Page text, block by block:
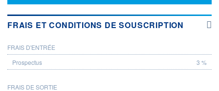
FRAIS ET CONDITIONS DE SOUSCRIPTION
PROSPECTUS
FRAIS D'ENTRÉE
3 %
FRAIS DE SORTIE